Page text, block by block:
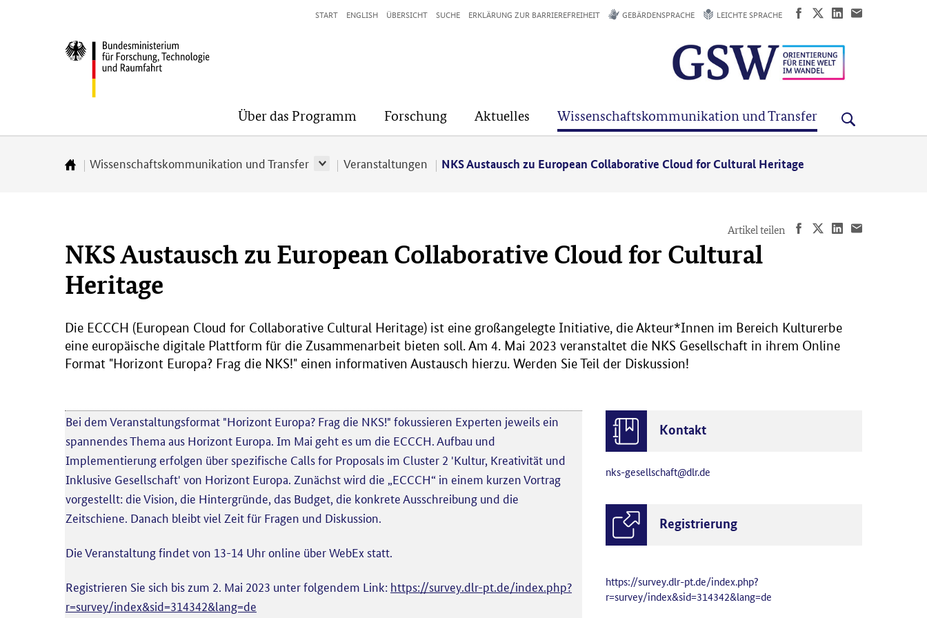
BMFTR
Über das Programm Forschung Aktuelles Wissenschaftskommunikation und Transfer
START ENGLISH ÜBERSICHT SUCHE ERKLÄRUNG ZUR BARRIEREFREIHEIT GEBÄRDENSPRACHE LEICHTE SPRACHE
Zur
Wissenschaftskommunikation und Transfer Veranstaltungen NKS Austausch zu European Collaborative Cloud for Cultural Heritage
Artikel teilen
NKS Austausch zu European Collaborative Cloud for Cultural
Heritage
Die ECCCH (European Cloud for Collaborative Cultural Heritage) ist eine großangelegte Initiative, die Akteur*Innen im Bereich Kulturerbe
eine europäische digitale Plattform für die Zusammenarbeit bieten soll. Am 4. Mai 2023 veranstaltet die NKS Gesellschaft in ihrem Online
Format "Horizont Europa? Frag die NKS!" einen informativen Austausch hierzu. Werden Sie Teil der Diskussion!
Bei dem Veranstaltungsformat "Horizont Europa? Frag die NKS!" fokussieren Experten jeweils ein
spannendes Thema aus Horizont Europa. Im Mai geht es um die ECCCH. Aufbau und
Implementierung erfolgen über spezifische Calls for Proposals im Cluster 2 'Kultur, Kreativität und
Inklusive Gesellschaft' von Horizont Europa. Zunächst wird die „ECCCH“ in einem kurzen Vortrag
vorgestellt: die Vision, die Hintergründe, das Budget, die konkrete Ausschreibung und die
Zeitschiene. Danach bleibt viel Zeit für Fragen und Diskussion.
Die Veranstaltung findet von 13-14 Uhr online über WebEx statt.
Registrieren Sie sich bis zum 2. Mai 2023 unter folgendem Link: https://survey.dlr-pt.de/index.php?
r=survey/index&sid=314342&lang=de
Kontakt
nks-gesellschaft@dlr.de
Registrierung
https://survey.dlr-pt.de/index.php?
r=survey/index&sid=314342&lang=de